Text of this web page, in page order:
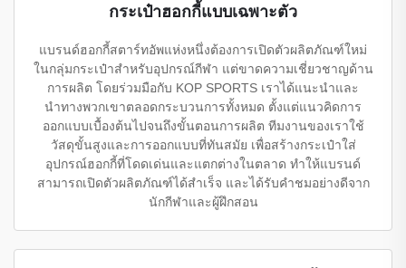
กระเป๋าฮอกกี้แบบเฉพาะตัว
แบรนด์ฮอกกี้สตาร์ทอัพแห่งหนึ่งต้องการเปิดตัวผลิตภัณฑ์ใหม่
ในกลุ่มกระเป๋าสำหรับอุปกรณ์กีฬา แต่ขาดความเชี่ยวชาญด้าน
การผลิต โดยร่วมมือกับ KOP SPORTS เราได้แนะนำและ
นำทางพวกเขาตลอดกระบวนการทั้งหมด ตั้งแต่แนวคิดการ
ออกแบบเบื้องต้นไปจนถึงขั้นตอนการผลิต ทีมงานของเราใช้
วัสดุขั้นสูงและการออกแบบที่ทันสมัย เพื่อสร้างกระเป๋าใส่
อุปกรณ์ฮอกกี้ที่โดดเด่นและแตกต่างในตลาด ทำให้แบรนด์
สามารถเปิดตัวผลิตภัณฑ์ได้สำเร็จ และได้รับคำชมอย่างดีจาก
นักกีฬาและผู้ฝึกสอน